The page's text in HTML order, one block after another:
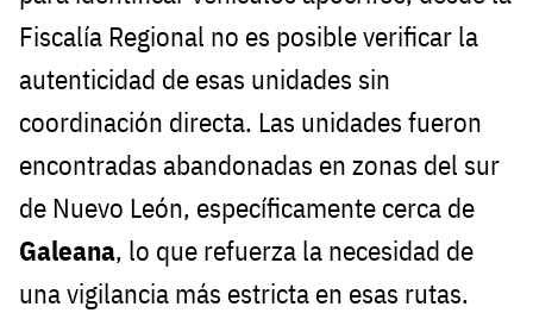
Fiscalía Regional no es posible verificar la
autenticidad de esas unidades sin
coordinación directa. Las unidades fueron
encontradas abandonadas en zonas del sur
de Nuevo León, específicamente cerca de
Galeana, lo que refuerza la necesidad de
una vigilancia más estricta en esas rutas.